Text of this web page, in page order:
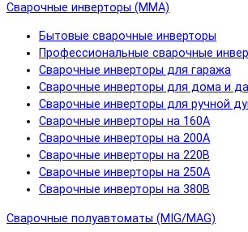
Сварочные инверторы (MMA)
Бытовые сварочные инверторы
Профессиональные сварочные
Сварочные инверторы для гаража
Сварочные инверторы для дома и
Сварочные инверторы для ручной
Сварочные инверторы на 160А
Сварочные инверторы на 200А
Сварочные инверторы на 220В
Сварочные инверторы на 250А
Сварочные инверторы на 380В
Сварочные полуавтоматы (MIG/MAG)